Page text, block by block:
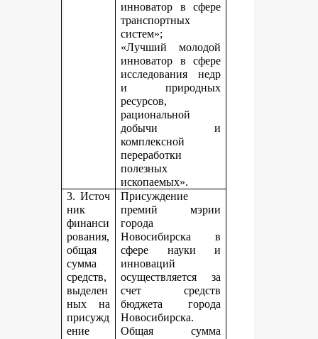
инноватор в сфере
транспортных
систем»;
«Лучший молодой
инноватор в сфере
исследования недр
и природных
ресурсов,
рациональной
добычи и
комплексной
переработки
полезных
ископаемых».
3. Источ
ник
финанси
рования,
общая
сумма
средств,
выделен
ных на
присужд
ение
Присуждение
премий мэрии
города
Новосибирска в
сфере науки и
инноваций
осуществляется за
счет средств
бюджета города
Новосибирска.
Общая сумма